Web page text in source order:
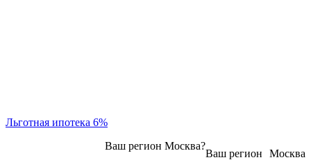
Льготная ипотека 6%
Москва
Ваш регион
Ваш регион Москва?